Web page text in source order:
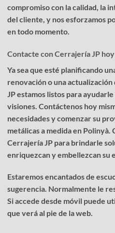
compromiso con la calidad, la
del cliente, y nos esforzamos
en todo momento.
Contacte con Cerrajería JP
Ya sea que esté planificando
renovación o una
JP estamos listos para
visiones. Contáctenos hoy
necesidades y comenzar su
metálicas a medida en
Cerrajería JP para brindarle
enriquezcan y embellezcan su
Estaremos encantados de
sugerencia. Normalmente le
Si accede desde móvil puede
que verá al pie de la web.